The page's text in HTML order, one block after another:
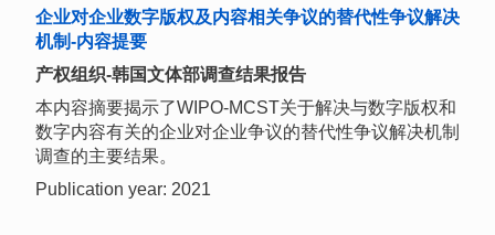
企业对企业数字版权及内容相关争议的替代性争议解决
机制-内容提要
产权组织-韩国文体部调查结果报告
本内容摘要揭示了WIPO-MCST关于解决与数字版权和
数字内容有关的企业对企业争议的替代性争议解决机制
调查的主要结果。
Publication year: 2021